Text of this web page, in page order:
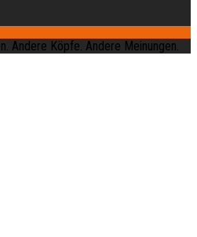
Andere Köpfe. Andere Meinungen.